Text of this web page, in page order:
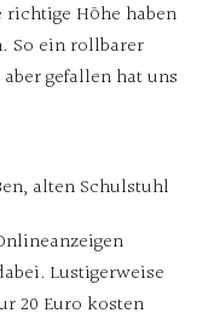
richtige Höhe haben
So ein rollbarer
gefallen hat uns
alten Schulstuhl
Lustigerweise
20 Euro kosten